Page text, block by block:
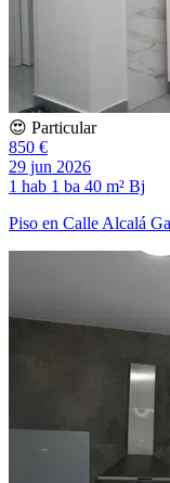
😍 Particular
850 €
29 jun 2026
1 hab 1 ba 40 m² Bj
Piso en Calle Alcalá